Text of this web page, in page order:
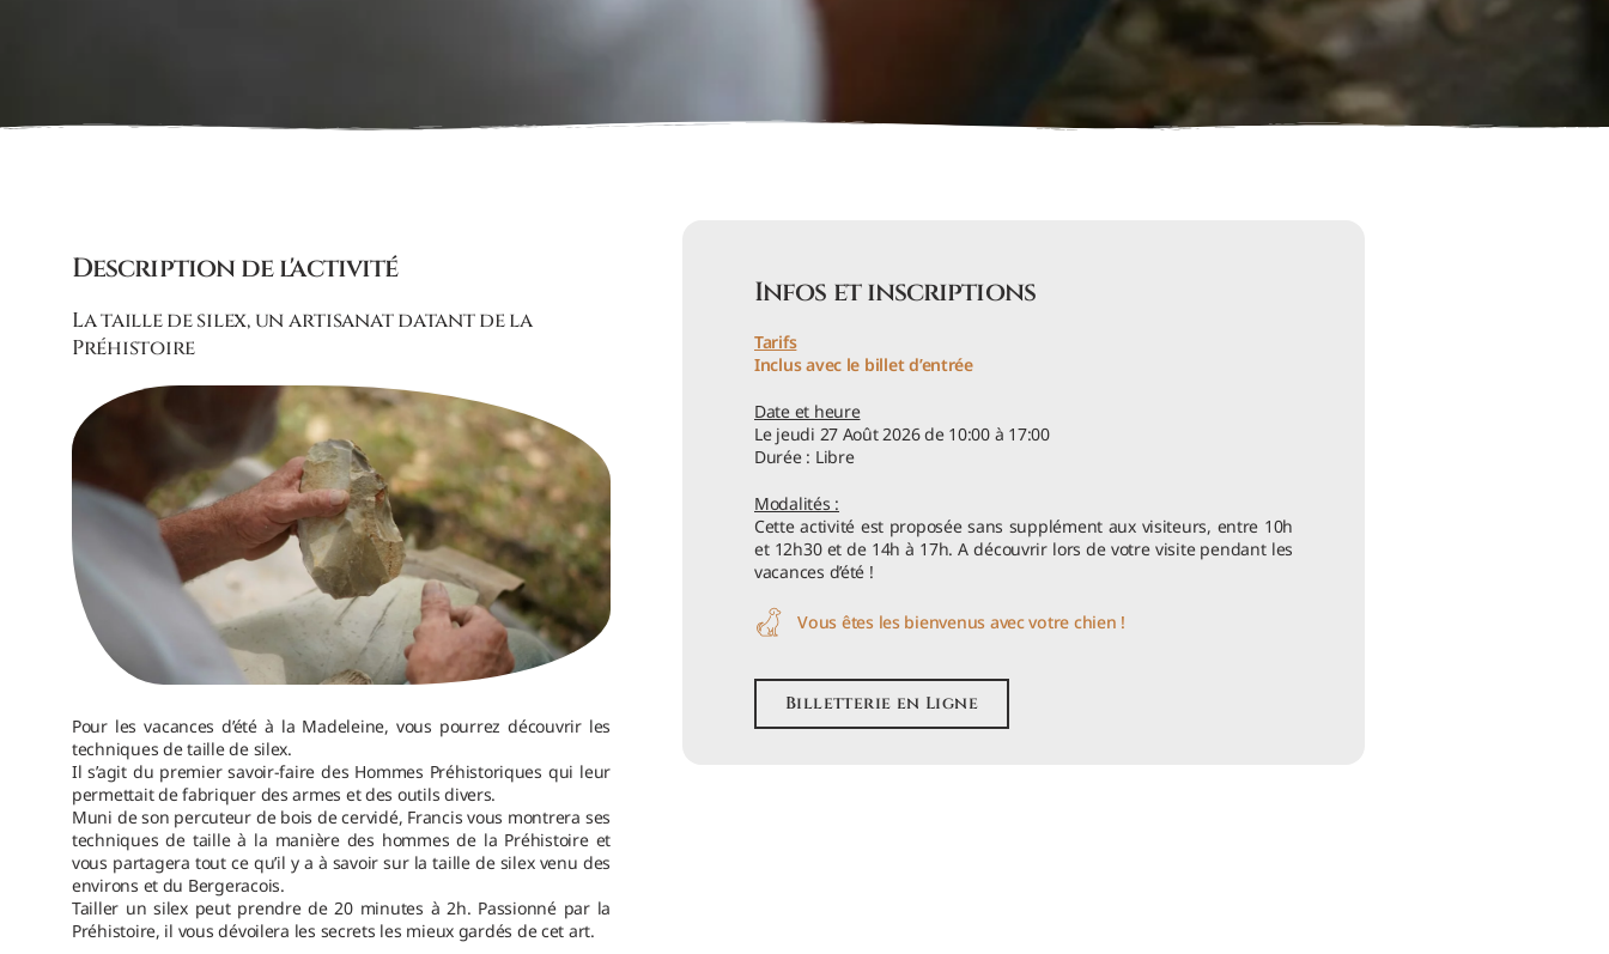
Description de l'activité
La taille de silex, un artisanat datant de la
Préhistoire
Pour les vacances d’été à la Madeleine, vous pourrez découvrir les
techniques de taille de silex.
Il s’agit du premier savoir-faire des Hommes Préhistoriques qui leur
permettait de fabriquer des armes et des outils divers.
Muni de son percuteur de bois de cervidé, Francis vous montrera ses
techniques de taille à la manière des hommes de la Préhistoire et
vous partagera tout ce qu’il y a à savoir sur la taille de silex venu des
environs et du Bergeracois.
Tailler un silex peut prendre de 20 minutes à 2h. Passionné par la
Préhistoire, il vous dévoilera les secrets les mieux gardés de cet art.
Infos et inscriptions
Tarifs
Inclus avec le billet d’entrée
Date et heure
Le jeudi 27 Août 2026 de 10:00 à 17:00
Durée : Libre
Modalités :
Cette activité est proposée sans supplément aux visiteurs, entre 10h
et 12h30 et de 14h à 17h. A découvrir lors de votre visite pendant les
vacances d’été !
Vous êtes les bienvenus avec votre chien !
Billetterie en Ligne